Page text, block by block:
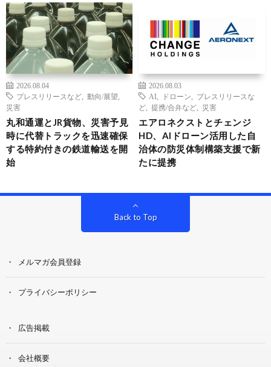
2026.08.04
プレスリリースなど
動向/展望
災害
丸和通運とJR貨物、災害予見
時に代替トラックを迅速確保
する特約付きの鉄道輸送を開
始
2026.08.03
AI
ドローン
プレスリリースな
ど
提携/合弁など 災害
エアロネクストとチェンジ
HD、AIドローン活用した自
治体の防災体制構築支援で新
たに提携
Back to Top
メルマガ会員登録
プライバシーポリシー
広告掲載
会社概要